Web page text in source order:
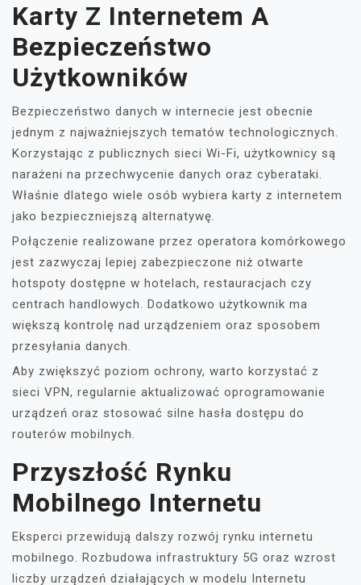
Karty Z Internetem A
Bezpieczeństwo
Użytkowników
Bezpieczeństwo danych w internecie jest obecnie
jednym z najważniejszych tematów technologicznych.
Korzystając z publicznych sieci Wi-Fi, użytkownicy są
narażeni na przechwycenie danych oraz cyberataki.
Właśnie dlatego wiele osób wybiera karty z internetem
jako bezpieczniejszą alternatywę.
Połączenie realizowane przez operatora komórkowego
jest zazwyczaj lepiej zabezpieczone niż otwarte
hotspoty dostępne w hotelach, restauracjach czy
centrach handlowych. Dodatkowo użytkownik ma
większą kontrolę nad urządzeniem oraz sposobem
przesyłania danych.
Aby zwiększyć poziom ochrony, warto korzystać z
sieci VPN, regularnie aktualizować oprogramowanie
urządzeń oraz stosować silne hasła dostępu do
routerów mobilnych.
Przyszłość Rynku
Mobilnego Internetu
Eksperci przewidują dalszy rozwój rynku internetu
mobilnego. Rozbudowa infrastruktury 5G oraz wzrost
liczby urządzeń działających w modelu Internetu